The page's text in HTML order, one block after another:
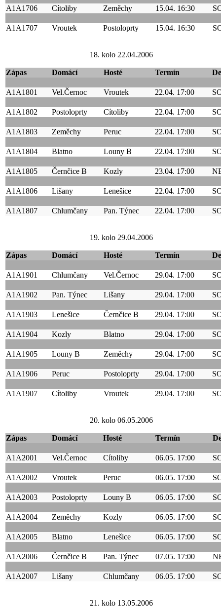
A1A1706 Cítoliby Zeměchy 15.04. 16:30
A1A1707 Vroutek Postoloprty 15.04. 16:30
18. kolo 22.04.2006
Zápas Domácí Hosté Termín
A1A1801 Vel.Černoc Vroutek 22.04. 17:00
A1A1802 Postoloprty Cítoliby 22.04. 17:00
A1A1803 Zeměchy Peruc 22.04. 17:00
A1A1804 Blatno Louny B 22.04. 17:00
A1A1805 Černčice B Kozly 23.04. 17:00
A1A1806 Lišany Lenešice 22.04. 17:00
A1A1807 Chlumčany Pan. Týnec 22.04. 17:00
19. kolo 29.04.2006
Zápas Domácí Hosté Termín
A1A1901 Chlumčany Vel.Černoc 29.04. 17:00
A1A1902 Pan. Týnec Lišany 29.04. 17:00
A1A1903 Lenešice Černčice B 29.04. 17:00
A1A1904 Kozly Blatno 29.04. 17:00
A1A1905 Louny B Zeměchy 29.04. 17:00
A1A1906 Peruc Postoloprty 29.04. 17:00
A1A1907 Cítoliby Vroutek 29.04. 17:00
20. kolo 06.05.2006
Zápas Domácí Hosté Termín
A1A2001 Vel.Černoc Cítoliby 06.05. 17:00
A1A2002 Vroutek Peruc 06.05. 17:00
A1A2003 Postoloprty Louny B 06.05. 17:00
A1A2004 Zeměchy Kozly 06.05. 17:00
A1A2005 Blatno Lenešice 06.05. 17:00
A1A2006 Černčice B Pan. Týnec 07.05. 17:00
A1A2007 Lišany Chlumčany 06.05. 17:00
21. kolo 13.05.2006